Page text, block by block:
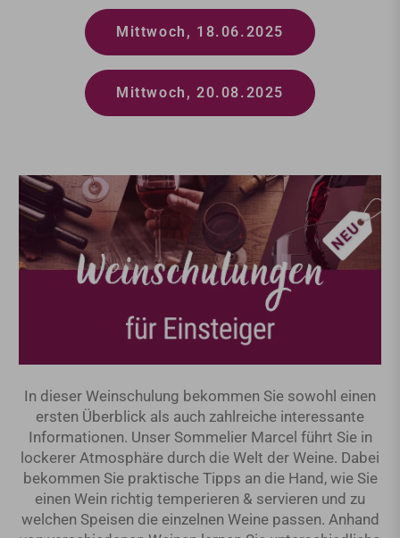
Mittwoch, 18.06.2025
Mittwoch, 20.08.2025
In dieser Weinschulung bekommen Sie sowohl einen
ersten Überblick als auch zahlreiche interessante
Informationen. Unser Sommelier Marcel führt Sie in
lockerer Atmosphäre durch die Welt der Weine. Dabei
bekommen Sie praktische Tipps an die Hand, wie Sie
einen Wein richtig temperieren & servieren und zu
welchen Speisen die einzelnen Weine passen. Anhand